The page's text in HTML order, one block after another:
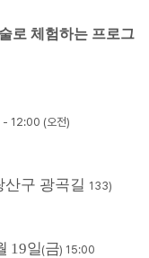
로 체험하는 프로그
12:00 (오전)
구 광곡길 133)
19일 (금) 15:00